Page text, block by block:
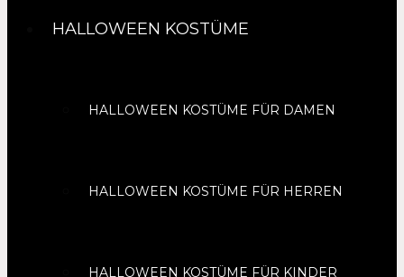
HALLOWEEN KOSTÜME
HALLOWEEN KOSTÜME FÜR DAMEN
HALLOWEEN KOSTÜME FÜR HERREN
HALLOWEEN KOSTÜME FÜR KINDER